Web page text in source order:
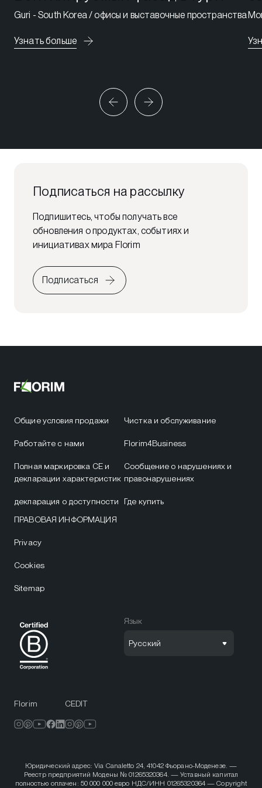
Guri - South Korea / офисы и выставочные пространства
Узнать больше
Подписаться на рассылку
Подпишитесь, чтобы получать все
обновления о продуктах, событиях и
инициативах мира Florim
Подписаться
Общие условия продажи
Работайте с нами
Полная маркировка CE и
декларации характеристик
декларация о доступности
Чистка и обслуживание
Florim4Business
Сообщение о нарушениях и
правонарушениях
Где купить
ПРАВОВАЯ ИНФОРМАЦИЯ
Privacy
Cookies
Sitemap
Язык
Русский
Florim CEDIT
Юридический адрес: Via Canaletto 24, 41042 Фьорано-Моденезе. —
Реестр предприятий Модены № 01265320364. — Уставный капитал
полностью оплачен: 50 000 000 евро НДС/ИНН 01265320364 — Copyright